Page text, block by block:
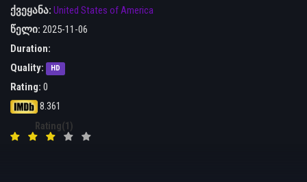
ქვეყანა: United States of America
წელი: 2025-11-06
Duration:
Quality:
HD
Rating: 0
8.361
Rating(1)